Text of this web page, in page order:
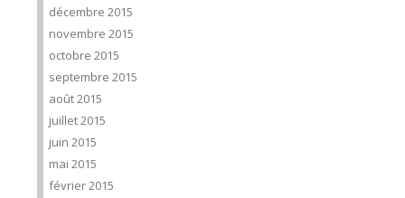
décembre 2015
novembre 2015
octobre 2015
septembre 2015
août 2015
juillet 2015
juin 2015
mai 2015
février 2015